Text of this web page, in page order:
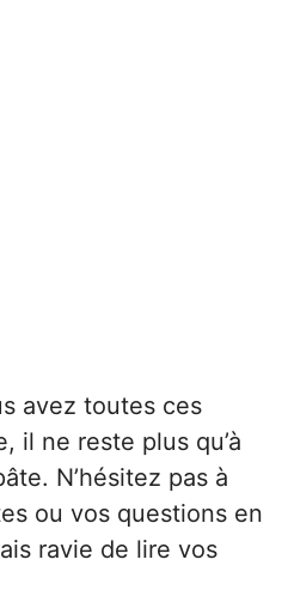
avez toutes ces
il ne reste plus qu’à
N’hésitez pas à
ou vos questions en
ravie de lire vos